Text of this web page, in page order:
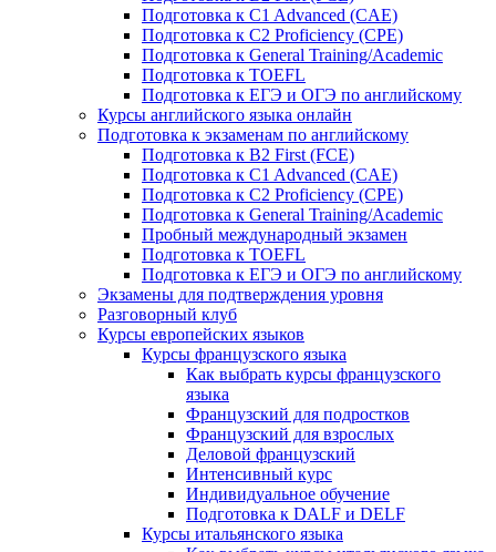
Подготовка к C1 Advanced (CAE)
Подготовка к C2 Proficiency (CPE)
Подготовка к General Training/Academic
Подготовка к TOEFL
Подготовка к ЕГЭ и ОГЭ по английскому
Курсы английского языка онлайн
Подготовка к экзаменам по английскому
Подготовка к B2 First (FCE)
Подготовка к C1 Advanced (CAE)
Подготовка к C2 Proficiency (CPE)
Подготовка к General Training/Academic
Пробный международный экзамен
Подготовка к TOEFL
Подготовка к ЕГЭ и ОГЭ по английскому
Экзамены для подтверждения уровня
Разговорный клуб
Курсы европейских языков
Курсы французского языка
Как выбрать курсы французского
языка
Французский для подростков
Французский для взрослых
Деловой французский
Интенсивный курс
Индивидуальное обучение
Подготовка к DALF и DELF
Курсы итальянского языка